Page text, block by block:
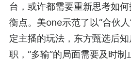
台，或许都需要重新思考如
衡点。美one示范了以“合伙
定主播的玩法，东方甄选后
职，“多输”的局面需要及时制